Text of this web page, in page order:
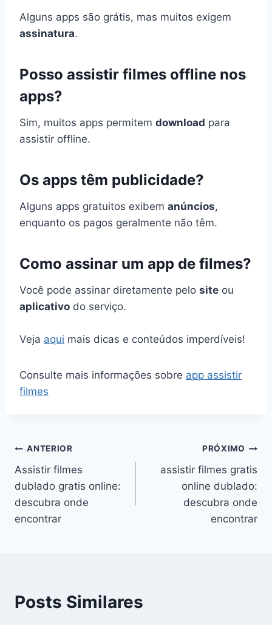
Alguns apps são grátis, mas muitos exigem
assinatura.
Posso assistir filmes offline nos
apps?
Sim, muitos apps permitem download para
assistir offline.
Os apps têm publicidade?
Alguns apps gratuitos exibem anúncios,
enquanto os pagos geralmente não têm.
Como assinar um app de filmes?
Você pode assinar diretamente pelo site ou
aplicativo do serviço.
Veja aqui mais dicas e conteúdos imperdíveis!
Consulte mais informações sobre app assistir
filmes
Navegação
de
Post
ANTERIOR
Assistir filmes
dublado gratis online:
descubra onde
encontrar
PRÓXIMO
assistir filmes gratis
online dublado:
descubra onde
encontrar
Posts Similares